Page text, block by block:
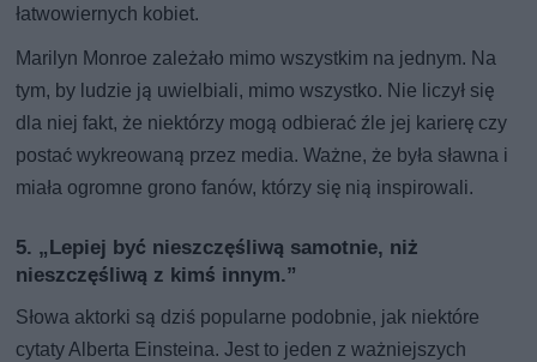
łatwowiernych kobiet.
Marilyn Monroe zależało mimo wszystkim na jednym. Na
tym, by ludzie ją uwielbiali, mimo wszystko. Nie liczył się
dla niej fakt, że niektórzy mogą odbierać źle jej karierę czy
postać wykreowaną przez media. Ważne, że była sławna i
miała ogromne grono fanów, którzy się nią inspirowali.
5. „Lepiej być nieszczęśliwą samotnie, niż
nieszczęśliwą z kimś innym.”
Słowa aktorki są dziś popularne podobnie, jak niektóre
cytaty Alberta Einsteina. Jest to jeden z ważniejszych